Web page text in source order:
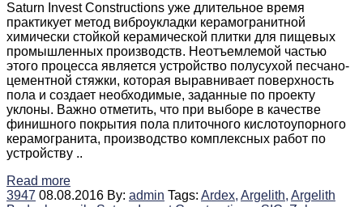
Saturn Invest Constructions уже длительное время
практикует метод виброукладки керамогранитной
химически стойкой керамической плитки для пищевых
промышленных производств. Неотъемлемой частью
этого процесса является устройство полусухой песчано-
цементной стяжки, которая выравнивает поверхность
пола и создает необходимые, заданные по проекту
уклоны. Важно отметить, что при выборе в качестве
финишного покрытия пола плиточного кислотоупорного
керамогранита, производство комплексных работ по
устройству ..
Read more
3947 08.08.2016 By: admin Tags: Ardex, Argelith, Argelith